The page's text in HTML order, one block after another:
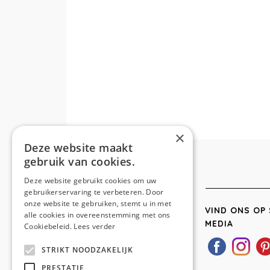
VIND ONS OP
MEDIA
×
Deze website maakt
gebruik van cookies.
Deze website gebruikt cookies om uw
gebruikerservaring te verbeteren. Door
onze website te gebruiken, stemt u in met
alle cookies in overeenstemming met ons
Cookiebeleid. Lees verder
STRIKT NOODZAKELIJK
PRESTATIE